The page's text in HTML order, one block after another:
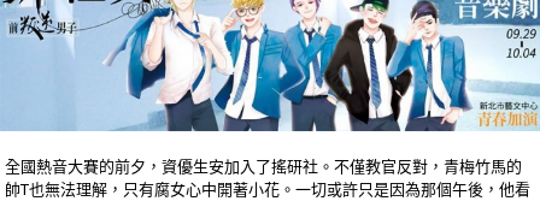
全國熱音大賽的前夕，資優生安加入了搖研社。不僅教官反對，青梅竹馬的
帥T也無法理解，只有腐女心中開著小花。一切或許只是因為那個午後，他看